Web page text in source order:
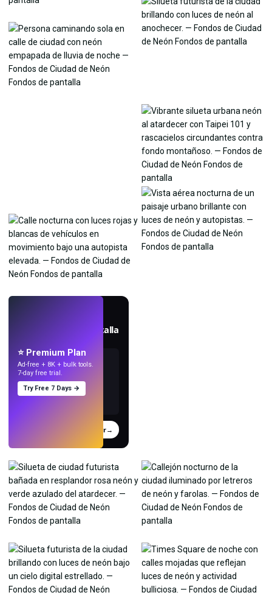
Crea fondos de pantalla
Probar→
⭐ Premium Plan
Ad-free + 8K + bulk tools.
7-day free trial.
Try Free 7 Days →